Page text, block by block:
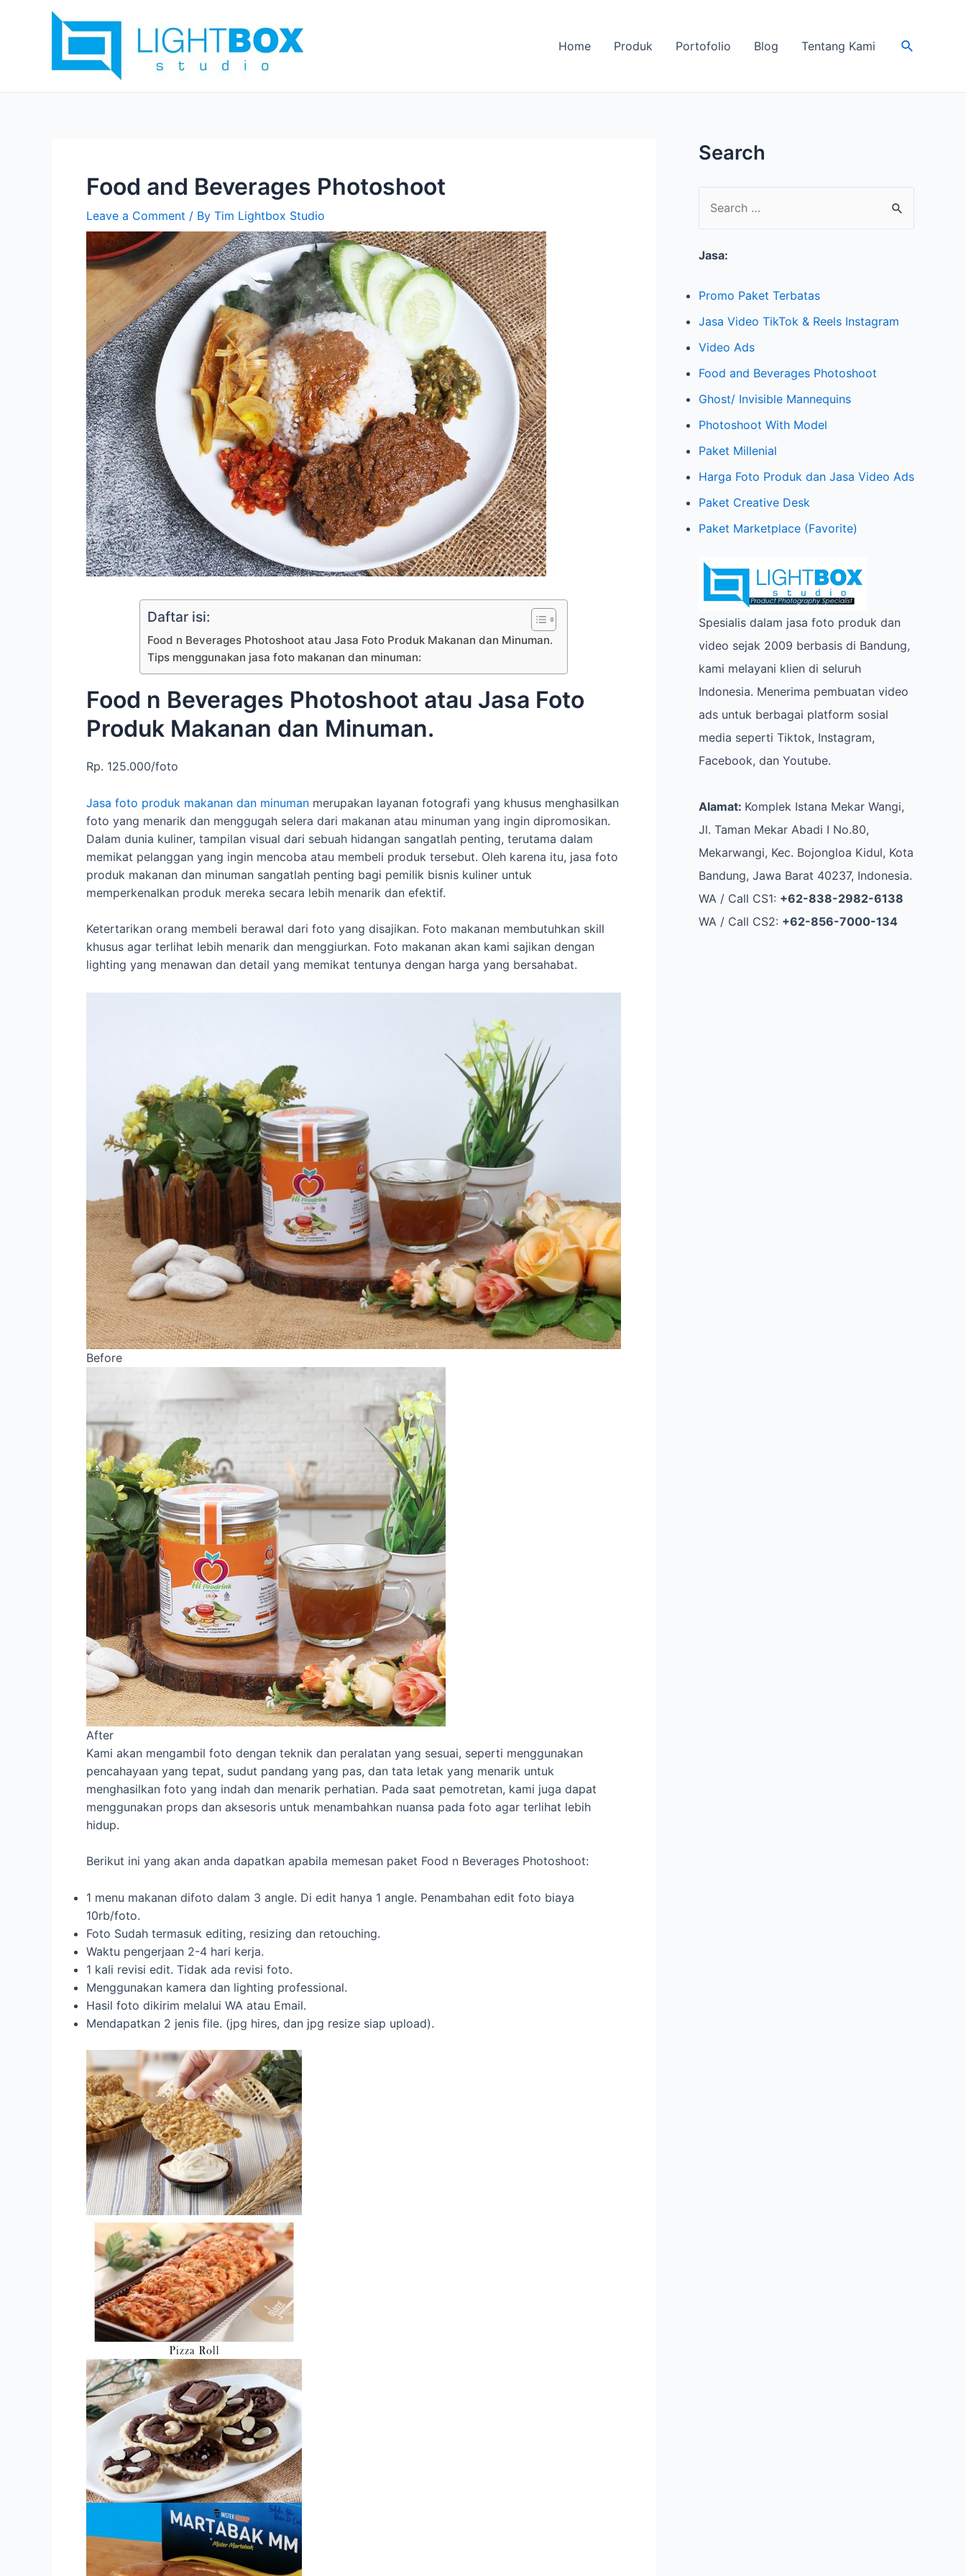
Home Produk Portofolio Blog Tentang Kami Search
Food and Beverages Photoshoot
Leave a Comment / By Tim Lightbox Studio
Daftar isi:
Food n Beverages Photoshoot atau Jasa Foto Produk Makanan dan Minuman.
Tips menggunakan jasa foto makanan dan minuman:
Food n Beverages Photoshoot atau Jasa Foto
Produk Makanan dan Minuman.
Rp. 125.000/foto
Jasa foto produk makanan dan minuman merupakan layanan fotografi yang khusus menghasilkan
foto yang menarik dan menggugah selera dari makanan atau minuman yang ingin dipromosikan.
Dalam dunia kuliner, tampilan visual dari sebuah hidangan sangatlah penting, terutama dalam
memikat pelanggan yang ingin mencoba atau membeli produk tersebut. Oleh karena itu, jasa foto
produk makanan dan minuman sangatlah penting bagi pemilik bisnis kuliner untuk
memperkenalkan produk mereka secara lebih menarik dan efektif.
Ketertarikan orang membeli berawal dari foto yang disajikan. Foto makanan membutuhkan skill
khusus agar terlihat lebih menarik dan menggiurkan. Foto makanan akan kami sajikan dengan
lighting yang menawan dan detail yang memikat tentunya dengan harga yang bersahabat.
Before
After
Kami akan mengambil foto dengan teknik dan peralatan yang sesuai, seperti menggunakan
pencahayaan yang tepat, sudut pandang yang pas, dan tata letak yang menarik untuk
menghasilkan foto yang indah dan menarik perhatian. Pada saat pemotretan, kami juga dapat
menggunakan props dan aksesoris untuk menambahkan nuansa pada foto agar terlihat lebih
hidup.
Berikut ini yang akan anda dapatkan apabila memesan paket Food n Beverages Photoshoot:
1 menu makanan difoto dalam 3 angle. Di edit hanya 1 angle. Penambahan edit foto biaya
10rb/foto.
Foto Sudah termasuk editing, resizing dan retouching.
Waktu pengerjaan 2-4 hari kerja.
1 kali revisi edit. Tidak ada revisi foto.
Menggunakan kamera dan lighting professional.
Hasil foto dikirim melalui WA atau Email.
Mendapatkan 2 jenis file. (jpg hires, dan jpg resize siap upload).
navigation
Search
a
c
h
f
o
r
:
Jasa:
Promo Paket Terbatas
Jasa Video TikTok & Reels Instagram
Video Ads
Food and Beverages Photoshoot
Ghost/ Invisible Mannequins
Photoshoot With Model
Paket Millenial
Harga Foto Produk dan Jasa Video Ads
Paket Creative Desk
Paket Marketplace (Favorite)
Spesialis dalam jasa foto produk dan
video sejak 2009 berbasis di Bandung,
kami melayani klien di seluruh
Indonesia. Menerima pembuatan video
ads untuk berbagai platform sosial
media seperti Tiktok, Instagram,
Facebook, dan Youtube.
Alamat: Komplek Istana Mekar Wangi,
Jl. Taman Mekar Abadi I No.80,
Mekarwangi, Kec. Bojongloa Kidul, Kota
Bandung, Jawa Barat 40237, Indonesia.
WA / Call CS1: +62-838-2982-6138
WA / Call CS2: +62-856-7000-134